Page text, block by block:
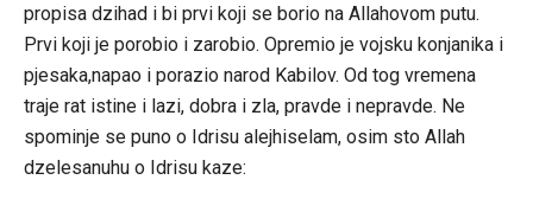
propisa dzihad i bi prvi koji se borio na Allahovom putu.
Prvi koji je porobio i zarobio. Opremio je vojsku konjanika i
pjesaka,napao i porazio narod Kabilov. Od tog vremena
traje rat istine i lazi, dobra i zla, pravde i nepravde. Ne
spominje se puno o Idrisu alejhiselam, osim sto Allah
dzelesanuhu o Idrisu kaze: